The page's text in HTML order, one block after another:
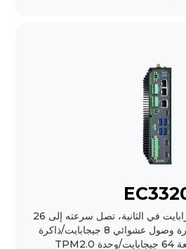
معالج RK3588/6.0 تيرابايت في الثانية، تصل سرعته إلى 26
تيرابايت في الثانية/ذاكرة وصول عشوائي 8 جيجابايت/ذاكرة